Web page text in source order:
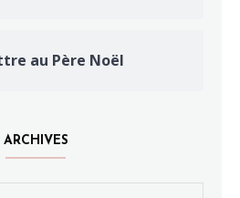
au Père Noël
ARCHIVES